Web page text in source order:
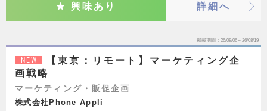
興味あり 詳細へ
掲載期間 26/08/06～26/08/19
NEW
【東京：リモート】マーケティング企
画戦略
マーケティング・販促企画
株式会社Phone Appli